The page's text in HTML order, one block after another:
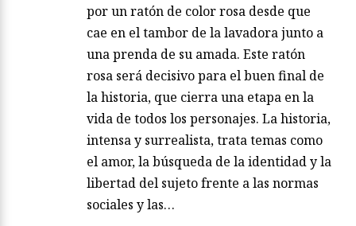
por un ratón de color rosa desde que
cae en el tambor de la lavadora junto a
una prenda de su amada. Este ratón
rosa será decisivo para el buen final de
la historia, que cierra una etapa en la
vida de todos los personajes. La historia,
intensa y surrealista, trata temas como
el amor, la búsqueda de la identidad y la
libertad del sujeto frente a las normas
sociales y las…